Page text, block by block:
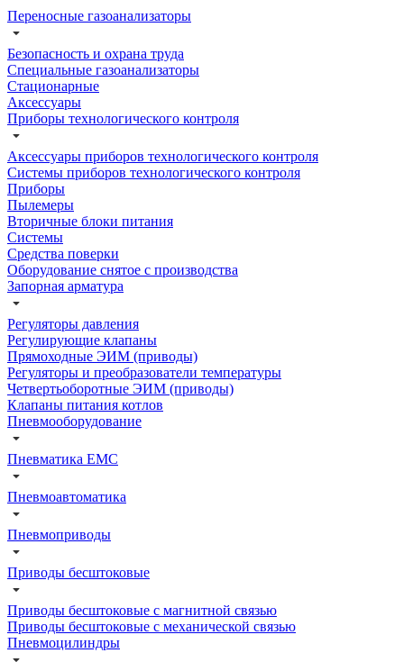
Переносные газоанализаторы
Безопасность и охрана труда
Специальные газоанализаторы
Стационарные
Аксессуары
Приборы технологического контроля
Аксессуары приборов технологического контроля
Системы приборов технологического контроля
Приборы
Пылемеры
Вторичные блоки питания
Системы
Средства поверки
Оборудование снятое с производства
Запорная арматура
Регуляторы давления
Регулирующие клапаны
Прямоходные ЭИМ (приводы)
Регуляторы и преобразователи температуры
Четвертьоборотные ЭИМ (приводы)
Клапаны питания котлов
Пневмооборудование
Пневматика EMC
Пневмоавтоматика
Пневмоприводы
Приводы бесштоковые
Приводы бесштоковые с магнитной связью
Приводы бесштоковые с механической связью
Пневмоцилиндры